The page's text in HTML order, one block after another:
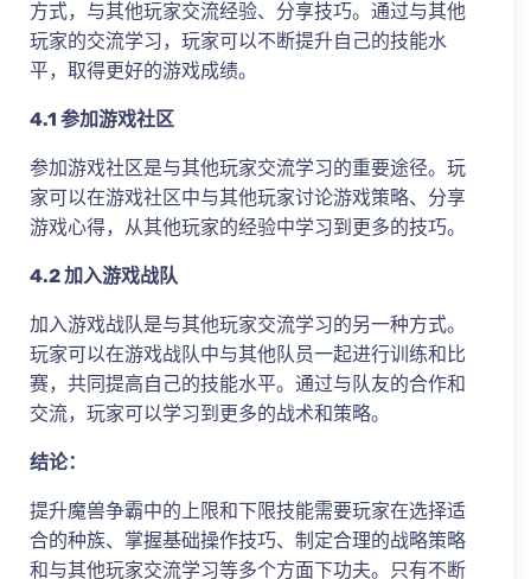
方式，与其他玩家交流经验、分享技巧。通过与其他
玩家的交流学习，玩家可以不断提升自己的技能水
平，取得更好的游戏成绩。
4.1 参加游戏社区
参加游戏社区是与其他玩家交流学习的重要途径。玩
家可以在游戏社区中与其他玩家讨论游戏策略、分享
游戏心得，从其他玩家的经验中学习到更多的技巧。
4.2 加入游戏战队
加入游戏战队是与其他玩家交流学习的另一种方式。
玩家可以在游戏战队中与其他队员一起进行训练和比
赛，共同提高自己的技能水平。通过与队友的合作和
交流，玩家可以学习到更多的战术和策略。
结论：
提升魔兽争霸中的上限和下限技能需要玩家在选择适
合的种族、掌握基础操作技巧、制定合理的战略策略
和与其他玩家交流学习等多个方面下功夫。只有不断